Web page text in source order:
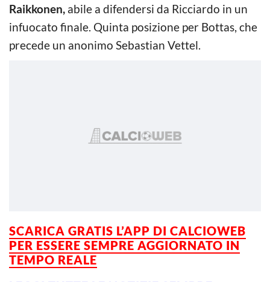
Raikkonen, abile a difendersi da Ricciardo in un
infuocato finale. Quinta posizione per Bottas, che
precede un anonimo Sebastian Vettel.
SCARICA GRATIS L’APP DI CALCIOWEB
PER ESSERE SEMPRE AGGIORNATO IN
TEMPO REALE